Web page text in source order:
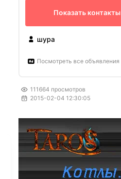
Показать контакты
шура
Посмотреть все объявления
111664 просмотров
2015-02-04 12:30:05